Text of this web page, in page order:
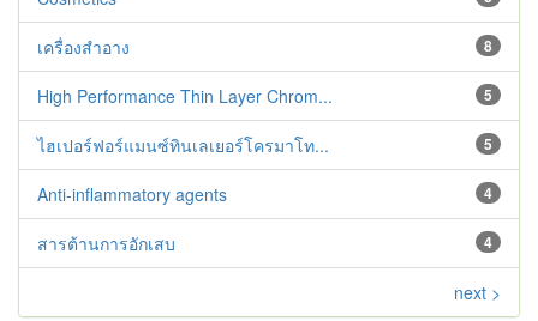
8
เครื่องสำอาง
5
High Performance Thin Layer Chrom...
5
ไฮเปอร์ฟอร์แมนซ์ทินเลเยอร์โครมาโท...
4
Anti-inflammatory agents
4
สารต้านการอักเสบ
next >